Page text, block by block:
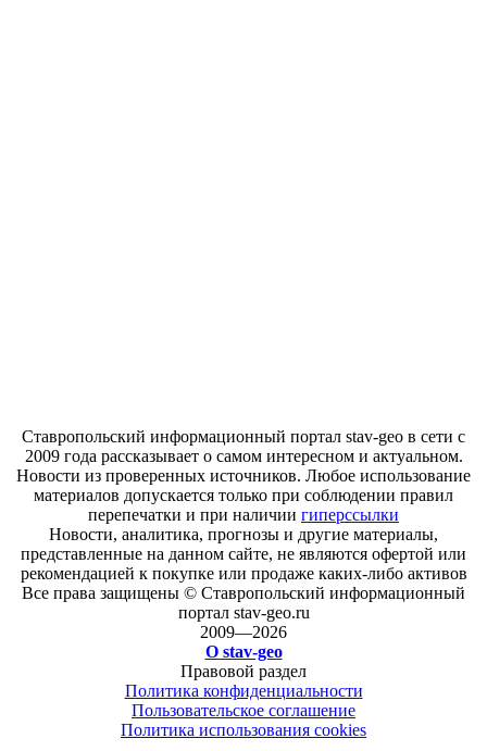
Ставропольский информационный портал stav-geo в сети с
2009 года рассказывает о самом интересном и актуальном.
Новости из проверенных источников. Любое использование
материалов допускается только при соблюдении правил
перепечатки и при наличии гиперссылки
Новости, аналитика, прогнозы и другие материалы,
представленные на данном сайте, не являются офертой или
рекомендацией к покупке или продаже каких-либо активов
Все права защищены © Ставропольский информационный
портал stav-geo.ru
2009—2026
О stav-geo
Правовой раздел
Политика конфиденциальности
Пользовательское соглашение
Политика использования cookies